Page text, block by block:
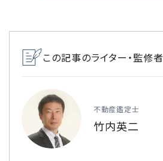
この記事のライター・監修者
不動産鑑定士
竹内英二